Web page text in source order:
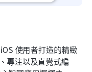
使用者打造的精緻
專注以及直覺式編